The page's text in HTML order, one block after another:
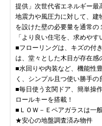
提供」次世代省エネルギー最
地震力や風圧力に対して、
を設けた壁の必要量を通常の
「より良い住宅を、求めや
■フローリングは、キズの付
は、堂々とした木目が存在感
■水回りや内装など、機能性
く、シンプル且つ使い勝手の
■毎日使う玄関ドア、簡単操
ロールキーを搭載！
■ＬＯＷ－Ｅペアガラスは一
★安心の地盤調査済み物件